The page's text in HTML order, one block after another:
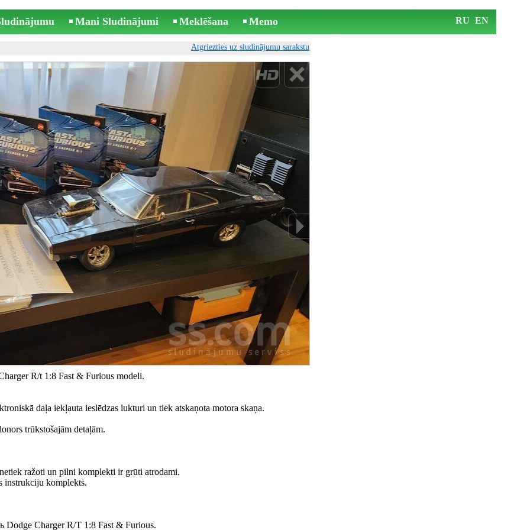
Mani Sludinājumi Meklēšana Memo RU EN
Atgriezties uz sludinājumu sarakstu
R/t 1:8 Fast & Furious modeli.
daļa iekļauta ieslēdzas lukturi un tiek atskaņota motora skaņa.
trūkstošajām detaļām.
ražoti un pilni komplekti ir grūti atrodami.
instrukciju komplekts.
Charger R/T 1:8 Fast & Furious.